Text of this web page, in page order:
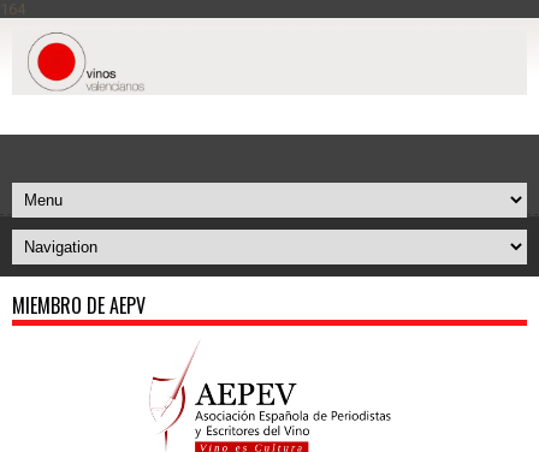
164
MIEMBRO DE AEPV